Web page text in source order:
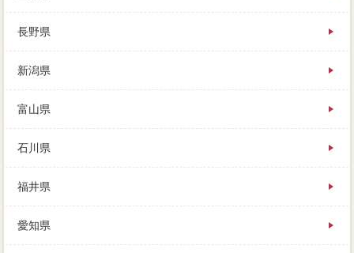
長野県
新潟県
富山県
石川県
福井県
愛知県